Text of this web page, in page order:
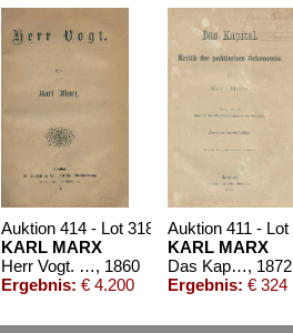
Auktion 414 - Lot 318
KARL MARX
Herr Vogt. 1860., 1860
Ergebnis: € 4.200
Auktion 411 - Lot
KARL MARX
Das Kapital. Band I. 2. Ausg. 1872., 1872
Ergebnis: € 324